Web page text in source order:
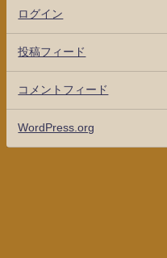
ログイン
投稿フィード
コメントフィード
WordPress.org